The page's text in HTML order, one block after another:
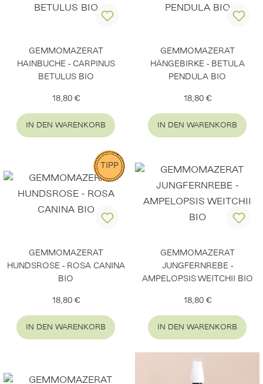
GEMMOMAZERAT
HAINBUCHE - CARPINUS
BETULUS BIO
Regulärer Preis:
18,80 €
IN DEN WARENKORB
GEMMOMAZERAT
HÄNGEBIRKE - BETULA
PENDULA BIO
Regulärer Preis:
18,80 €
IN DEN WARENKORB
TIPP
GEMMOMAZERAT
HUNDSROSE - ROSA CANINA
BIO
Regulärer Preis:
18,80 €
IN DEN WARENKORB
GEMMOMAZERAT
JUNGFERNREBE -
AMPELOPSIS WEITCHII BIO
Regulärer Preis:
18,80 €
IN DEN WARENKORB